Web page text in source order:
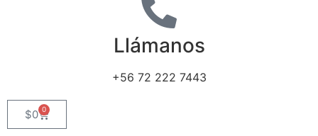
Llámanos
+56 72 222 7443
$0 0